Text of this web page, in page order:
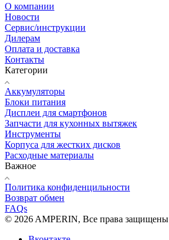
О компании
Новости
Сервис/инструкции
Дилерам
Оплата и доставка
Контакты
Категории
Аккумуляторы
Блоки питания
Дисплеи для смартфонов
Запчасти для кухонных вытяжек
Инструменты
Корпуса для жестких дисков
Расходные материалы
Важное
Политика конфиденцильности
Возврат обмен
FAQs
© 2026 AMPERIN, Все права защищены